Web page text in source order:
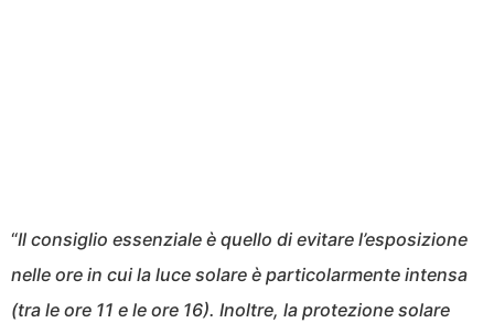
“Il consiglio essenziale è quello di evitare l’esposizione
nelle ore in cui la luce solare è particolarmente intensa
(tra le ore 11 e le ore 16). Inoltre, la protezione solare